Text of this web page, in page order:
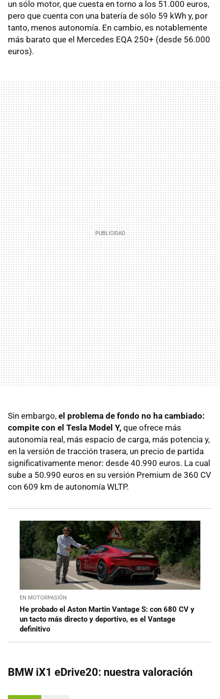
un sólo motor, que cuesta en torno a los 51.000 euros,
pero que cuenta con una batería de sólo 59 kWh y, por
tanto, menos autonomía. En cambio, es notablemente
más barato que el Mercedes EQA 250+ (desde 56.000
euros).
Sin embargo, el problema de fondo no ha cambiado:
compite con el Tesla Model Y, que ofrece más
autonomía real, más espacio de carga, más potencia y,
en la versión de tracción trasera, un precio de partida
significativamente menor: desde 40.990 euros. La cual
sube a 50.990 euros en su versión Premium de 360 CV
con 609 km de autonomía WLTP.
EN MOTORPASIÓN
He probado el Aston Martin Vantage S: con 680 CV y
un tacto más directo y deportivo, es el Vantage
definitivo
BMW iX1 eDrive20: nuestra valoración